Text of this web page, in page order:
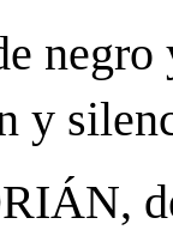
negro
y